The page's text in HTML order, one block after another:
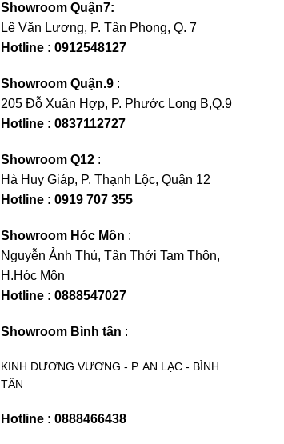
Showroom Quận7:
Lê Văn Lương, P. Tân Phong, Q. 7
Hotline : 0912548127
Showroom Quận.9 :
205 Đỗ Xuân Hợp, P. Phước Long B,Q.9
Hotline : 0837112727
Showroom Q12 :
Hà Huy Giáp, P. Thạnh Lộc, Quận 12
Hotline : 0919 707 355
Showroom Hóc Môn :
Nguyễn Ảnh Thủ, Tân Thới Tam Thôn,
H.Hóc Môn
Hotline : 0888547027
Showroom Bình tân :
KINH DƯƠNG VƯƠNG - P. AN LẠC - BÌNH
TÂN
Hotline : 0888466438